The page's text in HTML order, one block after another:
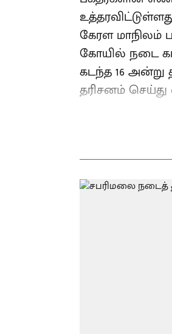
கேரள மாநிலம்
கோயில் நடை
கடந்த 16 அன்று
தரிசனம் செய்து